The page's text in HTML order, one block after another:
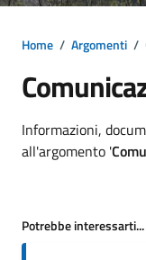
Home / Argomenti /
Dettagli
Informazioni,
all'argomento '
Potrebbe interessarti...